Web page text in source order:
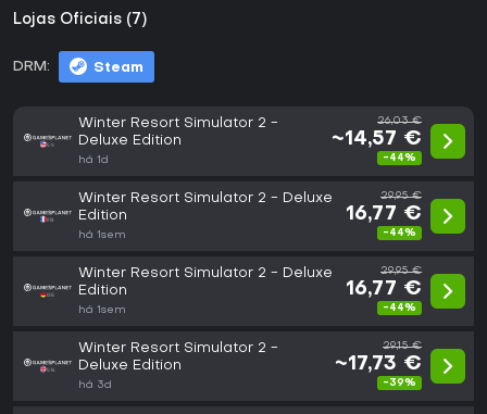
Lojas Oficiais (7)
DRM: Steam
Winter Resort Simulator 2 -
Deluxe Edition
há 1d
26,03 €
~14,57 €
-44%
Winter Resort Simulator 2 - Deluxe
Edition
há 1sem
29,95 €
16,77 €
-44%
Winter Resort Simulator 2 - Deluxe
Edition
há 1sem
29,95 €
16,77 €
-44%
Winter Resort Simulator 2 -
Deluxe Edition
há 3d
29,15 €
~17,73 €
-39%